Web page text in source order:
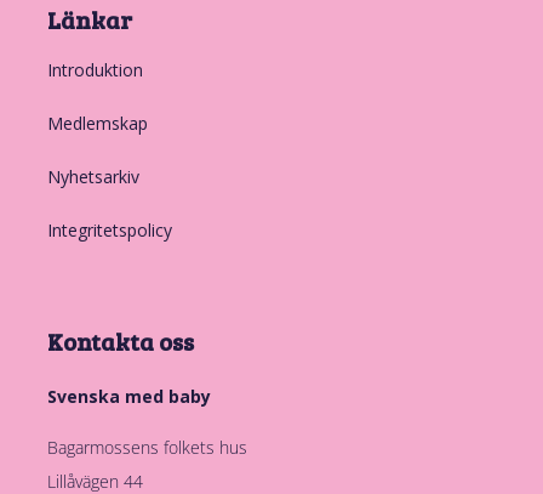
Länkar
Introduktion
Medlemskap
Nyhetsarkiv
Integritetspolicy
Kontakta oss
Svenska med baby
Bagarmossens folkets hus
Lillåvägen 44